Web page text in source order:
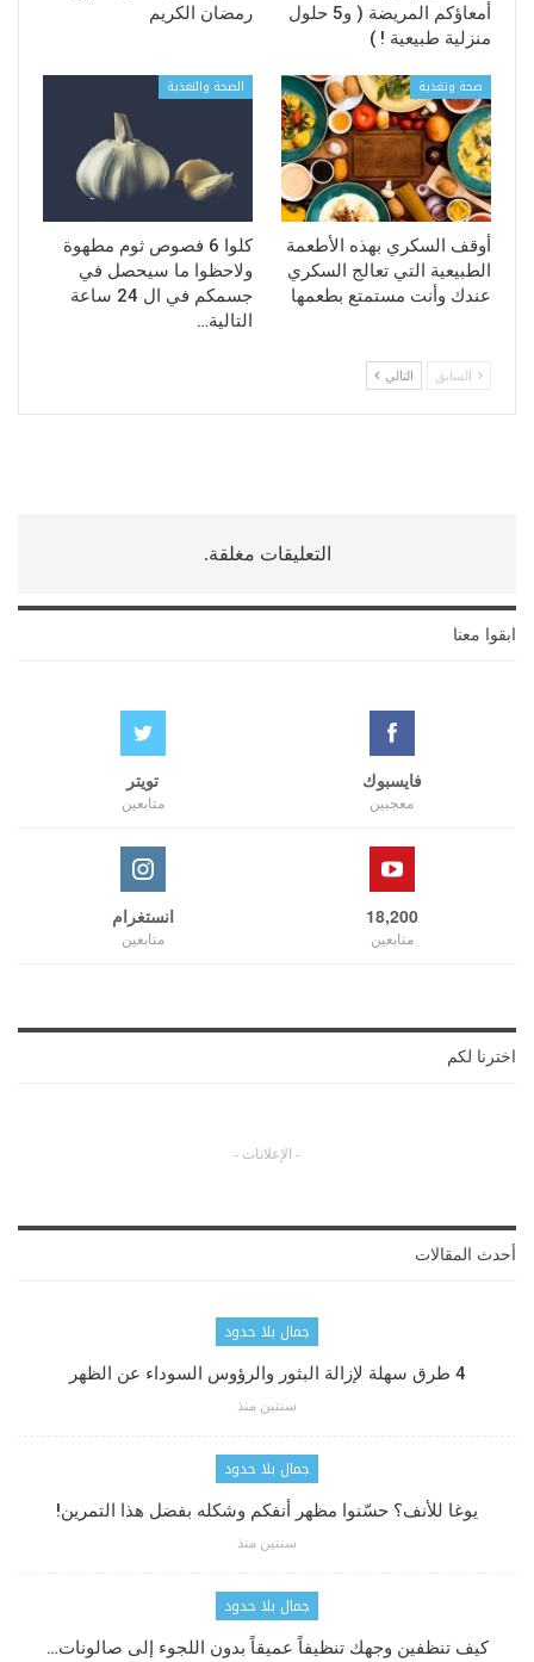
أمعاؤكم المريضة ( و5 حلول
منزلية طبيعية ! )
رمضان الكريم
صحة وتغذية
أوقف السكري بهذه الأطعمة
الطبيعية التي تعالج السكري
عندك وأنت مستمتع بطعمها
الصحة والتغذية
كلوا 6 فصوص ثوم مطهوة
ولاحظوا ما سيحصل في
جسمكم في ال 24 ساعة
التالية…
السابق التالي
التعليقات مغلقة.
ابقوا معنا
فايسبوك
معجبين
تويتر
متابعين
18,200
متابعين
انستغرام
متابعين
اخترنا لكم
- الإعلانات -
أحدث المقالات
جمال بلا حدود
4 طرق سهلة لإزالة البثور والرؤوس السوداء عن الظهر
سنتين منذ
جمال بلا حدود
يوغا للأنف؟ حسّنوا مظهر أنفكم وشكله بفضل هذا التمرين!
سنتين منذ
جمال بلا حدود
كيف تنظفين وجهك تنظيفاً عميقاً بدون اللجوء إلى صالونات…